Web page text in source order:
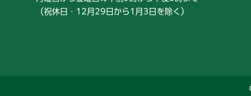
（祝休日・12月29日から1月3日を除く）